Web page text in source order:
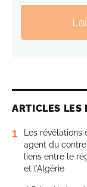
ARTICLES LES
1
Les
agent du
liens entre le
et l’Algérie